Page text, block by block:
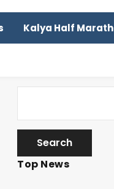
Kalya Half
Top News